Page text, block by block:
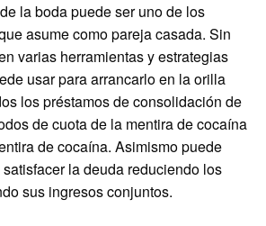
la boda puede ser uno de los
asume como pareja casada. Sin
varias herramientas y estrategias
usar para arrancarlo en la orilla
los préstamos de consolidación de
de cuota de la mentira de cocaína
de cocaína. Asimismo puede
la deuda reduciendo los
sus ingresos conjuntos.